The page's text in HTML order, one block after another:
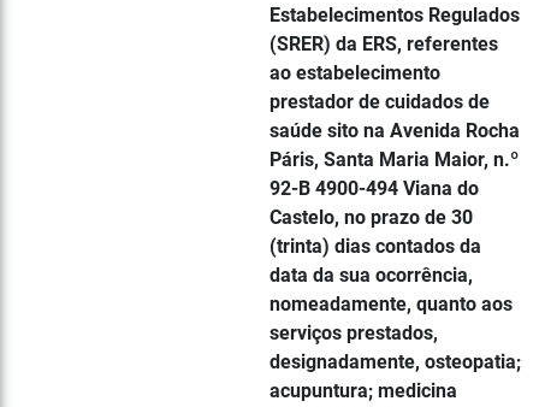
Estabelecimentos Regulados
(SRER) da ERS, referentes
ao estabelecimento
prestador de cuidados de
saúde sito na Avenida Rocha
Páris, Santa Maria Maior, n.º
92-B 4900-494 Viana do
Castelo, no prazo de 30
(trinta) dias contados da
data da sua ocorrência,
nomeadamente, quanto aos
serviços prestados,
designadamente, osteopatia;
acupuntura; medicina